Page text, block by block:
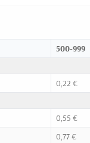
500-999
0,22 €
0,55 €
0,77 €